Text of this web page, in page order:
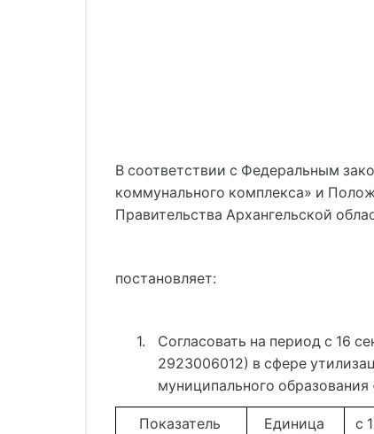
В соответствии с Федеральным
коммунального комплекса» и
Правительства Архангельской
постановляет:
1.
Согласовать на период с 16
2923006012) в сфере
муниципального
Показатель
Единица
с